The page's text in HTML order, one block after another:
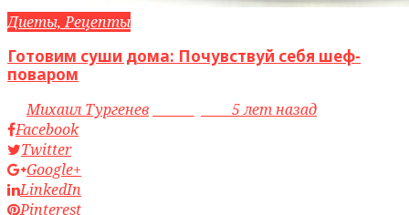
Диеты, Рецепты
Готовим суши дома: Почувствуй себя шеф-
поваром
byМихаил Тургенев
5 лет назад
Facebook
Twitter
Google+
LinkedIn
Pinterest